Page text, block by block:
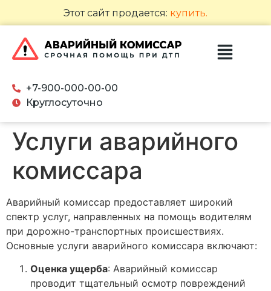
Этот сайт продается: купить.
+7-900-000-00-00
Круглосуточно
Услуги аварийного
комиссара
Аварийный комиссар предоставляет широкий
спектр услуг, направленных на помощь водителям
при дорожно-транспортных происшествиях.
Основные услуги аварийного комиссара включают:
Оценка ущерба: Аварийный комиссар
проводит тщательный осмотр повреждений